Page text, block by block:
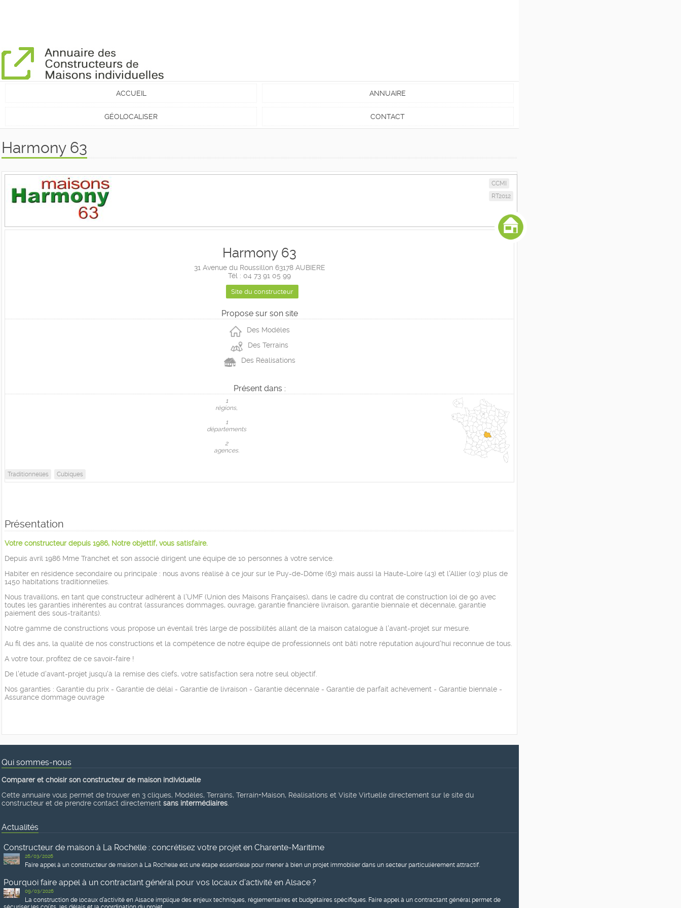
ACCUEIL ANNUAIRE
GÉOLOCALISER CONTACT
Harmony 63
CCMI
RT2012
Harmony 63
31 Avenue du Roussillon 63178 AUBIERE
Tél : 04 73 91 05 99
Site du constructeur
Propose sur son site
Des Modéles
Des Terrains
Des Réalisations
Présent dans :
1
règions,
1
départements
2
agences.
Traditionnelles Cubiques
Présentation
Votre constructeur depuis 1986, Notre objettif, vous satisfaire.
Depuis avril 1986 Mme Tranchet et son associé dirigent une équipe de 10 personnes à votre service.
Habiter en résidence secondaire ou principale : nous avons réalisé à ce jour sur le Puy-de-Dôme (63) mais aussi la Haute-Loire (43) et l'Allier (03) plus de
1450 habitations traditionnelles.
Nous travaillons, en tant que constructeur adhérent à l'UMF (Union des Maisons Françaises), dans le cadre du contrat de construction loi de 90 avec
toutes les garanties inhérentes au contrat (assurances dommages, ouvrage, garantie financière livraison, garantie biennale et décennale, garantie
paiement des sous-traitants).
Notre gamme de constructions vous propose un éventail très large de possibilités allant de la maison catalogue à l'avant-projet sur mesure.
Au fil des ans, la qualité de nos constructions et la compétence de notre équipe de professionnels ont bâti notre réputation aujourd'hui reconnue de tous.
A votre tour, profitez de ce savoir-faire !
De l'étude d'avant-projet jusqu'à la remise des clefs, votre satisfaction sera notre seul objectif.
Nos garanties : Garantie du prix - Garantie de délai - Garantie de livraison - Garantie décennale - Garantie de parfait achèvement - Garantie biennale -
Assurance dommage ouvrage
Qui sommes-nous
Comparer et choisir son constructeur de maison individuelle
Cette annuaire vous permet de trouver en 3 cliques, Modèles, Terrains, Terrain+Maison, Réalisations et Visite Virtuelle directement sur le site du
constructeur et de prendre contact directement sans intermédiaires
Actualités
Constructeur de maison à La Rochelle : concrétisez votre projet en Charente-Maritime
26/03/2026
Faire appel à un constructeur de maison à La Rochelle est une étape essentielle pour mener à bien un projet immobilier dans un secteur particulièrement attractif.
Pourquoi faire appel à un contractant général pour vos locaux d’activité en Alsace ?
09/03/2026
La construction de locaux d’activité en Alsace implique des enjeux techniques, réglementaires et budgétaires spécifiques. Faire appel à un contractant général permet de